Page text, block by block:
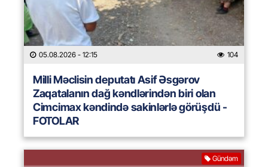
05.08.2026 - 12:15 104
Milli Məclisin deputatı Asif Əsgərov
Zaqatalanın dağ kəndlərindən biri olan
Cimcimax kəndində sakinlərlə görüşdü -
FOTOLAR
Gündəm